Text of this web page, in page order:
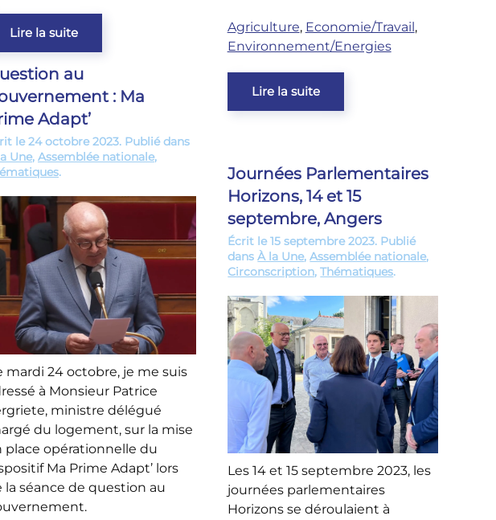
Lire la suite Agriculture, Economie/Travail,
Environnement/Energies
Lire la suite
au
: Ma
Adapt’
le24 octobre 2023. Publié dans
Une, Assemblée nationale,
.
mardi 24 octobre, je me suis
à Monsieur Patrice
ministre délégué
du logement, sur la mise
place opérationnelle du
Ma Prime Adapt’ lors
la séance de question au
Journées Parlementaires
Horizons, 14 et 15
septembre, Angers
Écrit le15 septembre 2023. Publié
dansÀ la Une,Assemblée nationale,
Circonscription,Thématiques.
Les 14 et 15 septembre 2023, les
journées parlementaires
Horizons se déroulaient à